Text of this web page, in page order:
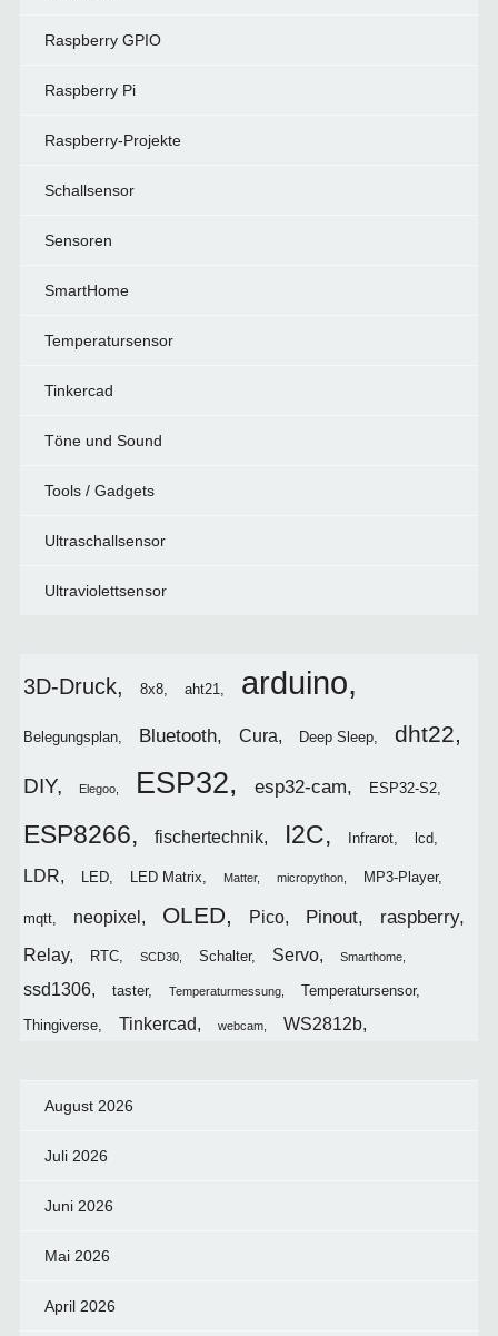
Raspberry GPIO
Raspberry Pi
Raspberry-Projekte
Schallsensor
Sensoren
SmartHome
Temperatursensor
Tinkercad
Töne und Sound
Tools / Gadgets
Ultraschallsensor
Ultraviolettsensor
3D-Druck 8x8 aht21 arduino
Belegungsplan Bluetooth Cura Deep Sleep dht22
DIY Elegoo ESP32 esp32-cam ESP32-S2
ESP8266 fischertechnik I2C Infrarot lcd
LDR LED LED Matrix Matter micropython MP3-Player
mqtt neopixel OLED Pico Pinout raspberry
Relay RTC SCD30 Schalter Servo Smarthome
ssd1306 taster Temperaturmessung Temperatursensor
Thingiverse Tinkercad webcam WS2812b
August 2026
Juli 2026
Juni 2026
Mai 2026
April 2026